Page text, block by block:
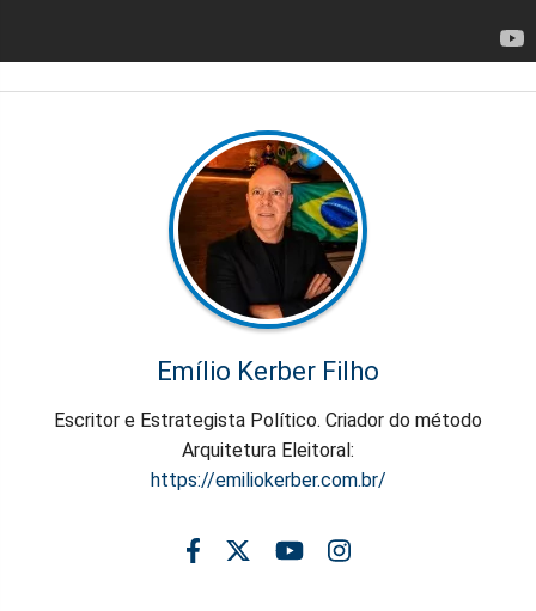
Emílio Kerber Filho
Escritor e Estrategista Político. Criador do método
Arquitetura Eleitoral:
https://emiliokerber.com.br/